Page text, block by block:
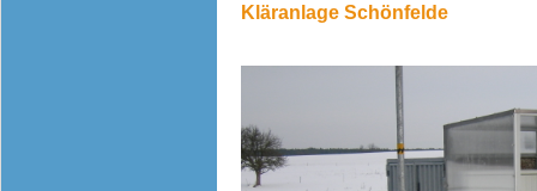
Kläranlage Schönfelde